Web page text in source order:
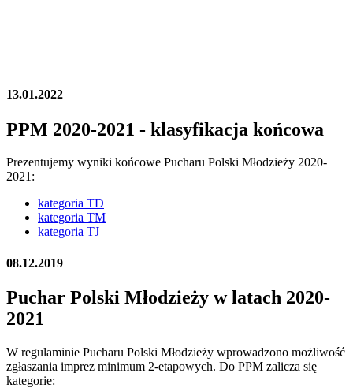
13.01.2022
PPM 2020-2021 - klasyfikacja końcowa
Prezentujemy wyniki końcowe Pucharu Polski Młodzieży 2020-
2021:
kategoria TD
kategoria TM
kategoria TJ
08.12.2019
Puchar Polski Młodzieży w latach 2020-
2021
W regulaminie Pucharu Polski Młodzieży wprowadzono możliwość
zgłaszania imprez minimum 2-etapowych. Do PPM zalicza się
kategorie: